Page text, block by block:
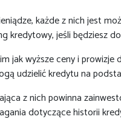
każde z nich jest
kredytowy, jeśli będziesz
jak wyższe ceny i
udzielić kredytu na
z nich powinna
dotyczące historii